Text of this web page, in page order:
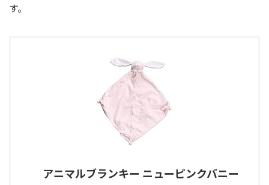
す。
アニマルブランキー ニューピンクバニー